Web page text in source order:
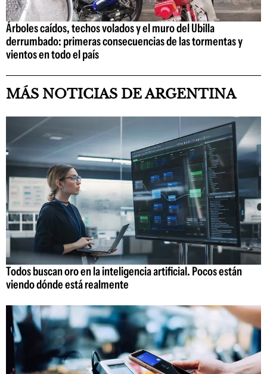
Árboles caídos, techos volados y el muro del Ubilla
derrumbado: primeras consecuencias de las tormentas y
vientos en todo el país
MÁS NOTICIAS DE ARGENTINA
Todos buscan oro en la inteligencia artificial. Pocos están
viendo dónde está realmente